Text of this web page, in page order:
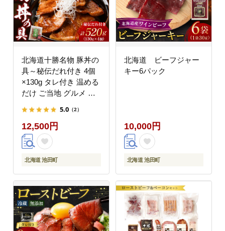
北海道十勝名物 豚丼の
具～秘伝だれ付き 4個
×130g タレ付き 温める
だけ ご当地 グルメ お
冷凍 小分け 北海道 豚
丼の具
5.0 （2）
12,500円
北海道 池田町
北海道 ビーフジャー
キー6パック
10,000円
北海道 池田町